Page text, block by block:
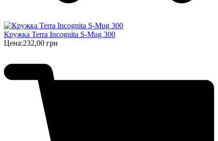
Кружка Terra Incognita S-Mug 300
Цена:232,00 грн